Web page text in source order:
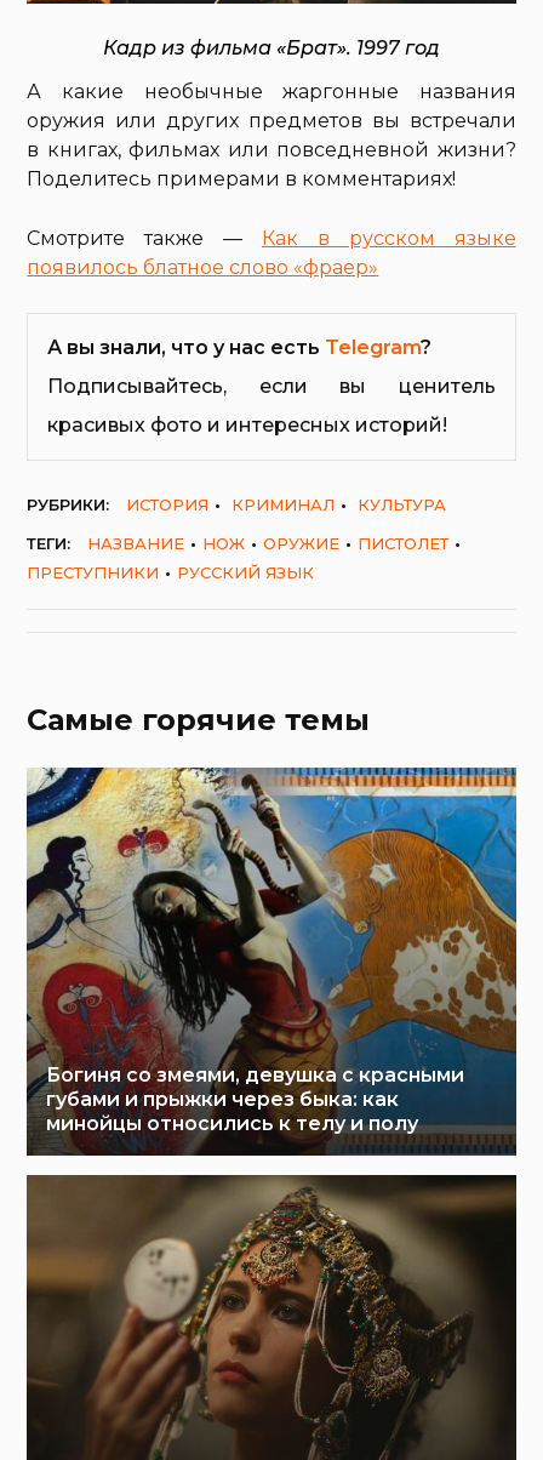
Кадр из фильма «Брат». 1997 год
А какие необычные жаргонные названия
оружия или других предметов вы встречали
в книгах, фильмах или повседневной жизни?
Поделитесь примерами в комментариях!
Смотрите также —
Как в русском языке
появилось блатное слово «фраер»
А вы знали, что у нас есть Telegram?
Подписывайтесь, если вы ценитель
красивых фото и интересных историй!
РУБРИКИ: ИСТОРИЯ КРИМИНАЛ
КУЛЬТУРА
ТЕГИ:
НАЗВАНИЕ НОЖ ОРУЖИЕ
ПИСТОЛЕТ
ПРЕСТУПНИКИ
РУССКИЙ ЯЗЫК
Самые горячие темы
Богиня со змеями, девушка с красными
губами и прыжки через быка: как
минойцы относились к телу и полу